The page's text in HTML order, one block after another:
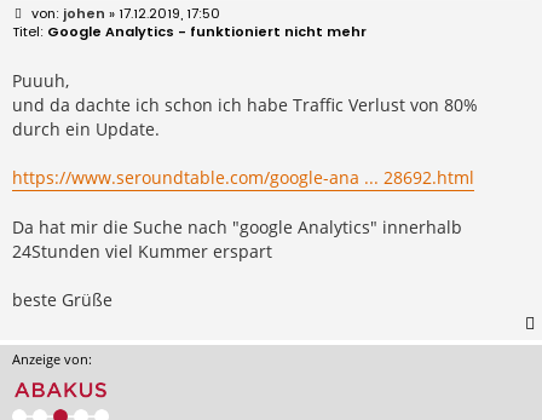
B
e
i
r
a
g
johen » 17.12.2019, 17:50
Google Analytics - funktioniert nicht mehr
Puuuh,
und da dachte ich schon ich habe Traffic Verlust von 80%
durch ein Update.
https://www.seroundtable.com/google-ana ... 28692.html
Da hat mir die Suche nach "google Analytics" innerhalb
24Stunden viel Kummer erspart
beste Grüße
Anzeige von: